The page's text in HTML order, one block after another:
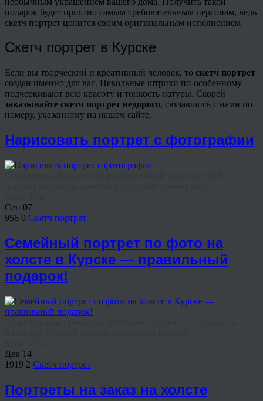
подарок будет приятно самым требовательным персонам, ведь
скетч портрет ценится своим оригинальным исполнением.
Скетч портрет в Курске
Если вы творческий и креативный человек, то скетч портрет
создан именно для вас. Невольные штрихи по-особенному
подчеркивают всю красоту и тонкость натуры. Скорей
заказывайте скетч портрет недорого, связавшись с нами по
номеру, указанному на нашем сайте.
Нарисовать портрет с фотографии
Сен 07
956 0 Скетч портрет
Семейный портрет по фото на
холсте в Курске — правильный
подарок!
Дек 14
1919 2 Скетч портрет
Портреты на заказ на холсте